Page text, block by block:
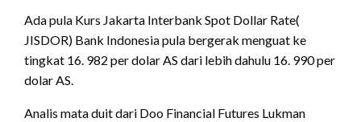
Ada pula Kurs Jakarta Interbank Spot Dollar Rate(
JISDOR) Bank Indonesia pula bergerak menguat ke
tingkat 16. 982 per dolar AS dari lebih dahulu 16. 990 per
dolar AS.
Analis mata duit dari Doo Financial Futures Lukman